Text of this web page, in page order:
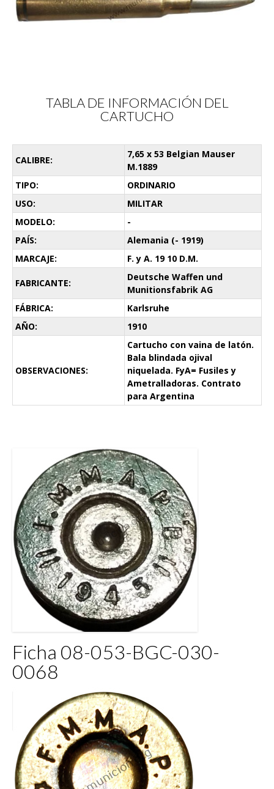
TABLA DE INFORMACIÓN DEL
CARTUCHO
CALIBRE:
7,65 x 53 Belgian Mauser
M.1889
TIPO:
ORDINARIO
USO:
MILITAR
MODELO:
-
PAÍS:
Alemania (- 1919)
MARCAJE:
F. y A. 19 10 D.M.
FABRICANTE:
Deutsche Waffen und
Munitionsfabrik AG
FÁBRICA:
Karlsruhe
AÑO:
1910
OBSERVACIONES:
Cartucho con vaina de latón.
Bala blindada ojival
niquelada. FyA= Fusiles y
Ametralladoras. Contrato
para Argentina
Ficha 08-053-BGC-030-
0068